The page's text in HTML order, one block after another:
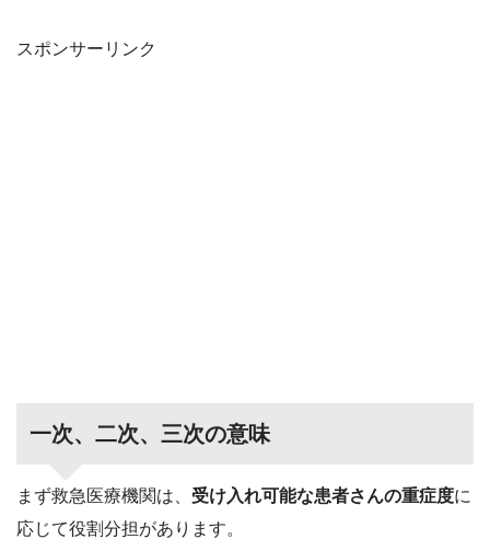
スポンサーリンク
一次、二次、三次の意味
まず救急医療機関は、 受け入れ可能な患者さんの重症度に
応じて役割分担があります。